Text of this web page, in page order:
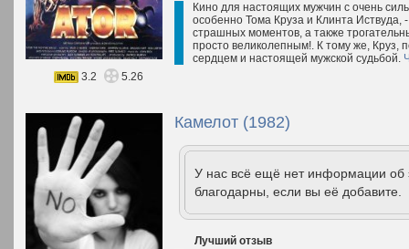
Кино для настоящих мужчин с очень
особенно Тома Круза и Клинта
страшных моментов, а также
просто великолепным!. К тому же, Круз,
сердцем и настоящей мужской судьбой.
3.2
5.26
Камелот (1982)
У нас всё ещё нет информации
благодарны, если вы её добавите.
Лучший отзыв